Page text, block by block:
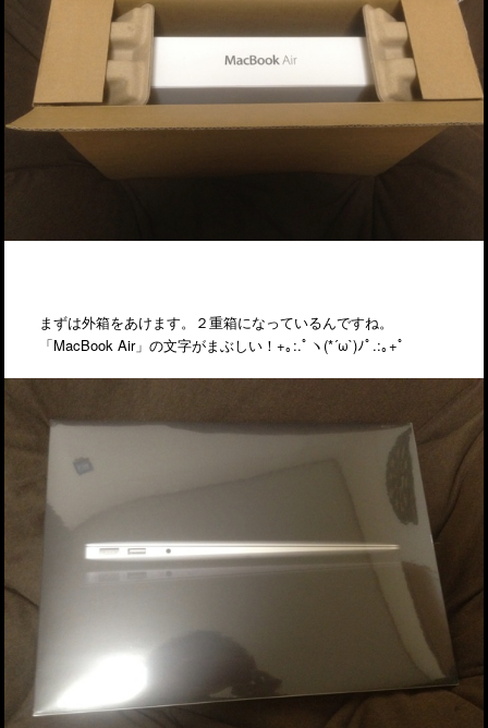
まずは外箱をあけます。２重箱になっているんですね。
「MacBook Air」の文字がまぶしい！+｡:.ﾟヽ(*´ω`)ﾉﾟ.:｡+ﾟ